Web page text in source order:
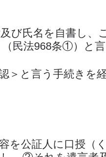
び氏名を自書し、
民法968条①）と言
＞と言う手続きを
を公証人に口授（